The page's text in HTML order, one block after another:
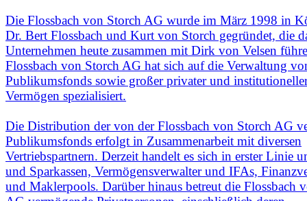
Die Flossbach von Storch AG wurde im März 1998 in
Dr. Bert Flossbach und Kurt von Storch gegründet, die
Unternehmen heute zusammen mit Dirk von Velsen
Flossbach von Storch AG hat sich auf die Verwaltung
Publikumsfonds sowie großer privater und
Vermögen spezialisiert.
Die Distribution der von der Flossbach von Storch AG
Publikumsfonds erfolgt in Zusammenarbeit mit diversen
Vertriebspartnern. Derzeit handelt es sich in erster Linie
und Sparkassen, Vermögensverwalter und IFAs,
und Maklerpools. Darüber hinaus betreut die Flossbach